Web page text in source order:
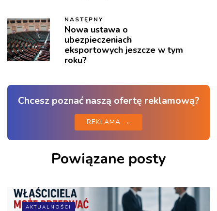
NASTĘPNY
Nowa ustawa o
ubezpieczeniach
eksportowych jeszcze w tym
roku?
Chcesz poznać naszą ofertę reklamową?
REKLAMA →
Powiązane posty
AKTUALNOŚCI